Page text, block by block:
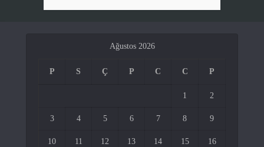
Ağustos 2026
P S Ç P C C P
1 2
3 4 5 6 7 8 9
10 11 12 13 14 15 16